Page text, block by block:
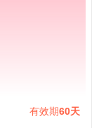
有效期60天